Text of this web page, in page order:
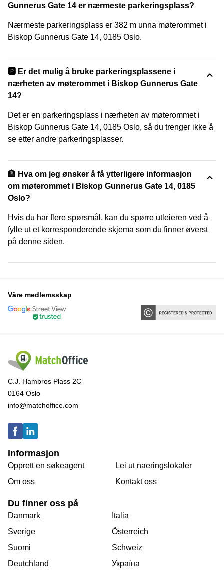
Gunnerus Gate 14 er nærmeste parkeringsplass?
Nærmeste parkeringsplass er 382 m unna møterommet i
Biskop Gunnerus Gate 14, 0185 Oslo.
🅿️ Er det mulig å bruke parkeringsplassene i
nærheten av møterommet i Biskop Gunnerus Gate
14?
Det er en parkeringsplass i nærheten av møterommet i
Biskop Gunnerus Gate 14, 0185 Oslo, så du trenger ikke å
se etter andre parkeringsplasser.
🏦 Hva om jeg ønsker å få ytterligere informasjon
om møterommet i Biskop Gunnerus Gate 14, 0185
Oslo?
Hvis du har flere spørsmål, kan du spørre utleieren ved å
fylle ut et korresponderende skjema som du finner øverst
på denne siden.
Våre medlemsskap
C.J. Hambros Plass 2C
0164 Oslo
info@matchoffice.com
Informasjon
Opprett en søkeagent
Om oss
Lei ut naeringslokaler
Kontakt oss
Du finner oss på
Danmark
Sverige
Suomi
Deutchland
Italia
Österreich
Schweiz
Україна